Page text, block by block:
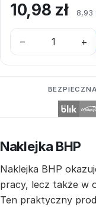
10,98 zł 8,93
– +
Naklejka BHP
Naklejka BHP
pracy, lecz także w
Ten praktyczny